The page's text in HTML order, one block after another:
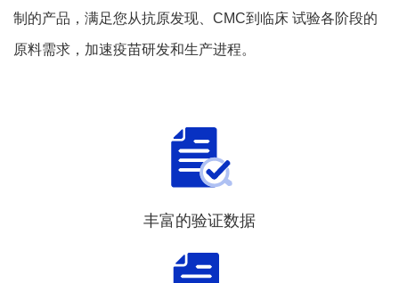
制的产品，满足您从抗原发现、CMC到临床 试验各阶段的
原料需求，加速疫苗研发和生产进程。
丰富的验证数据